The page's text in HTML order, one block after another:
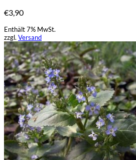
€3,90
Enthält 7% MwSt.
zzgl. Versand